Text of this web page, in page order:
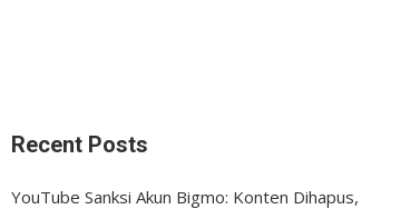
Recent Posts
YouTube Sanksi Akun Bigmo: Konten Dihapus,